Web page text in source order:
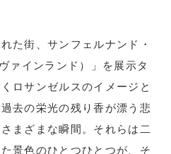
た街、サンフェルナンド・
ァインランド）」を展示タ
ロサンゼルスのイメージと
去の栄光の残り香が漂う悲
まざまな瞬間。それらは二
景色のひとつひとつが、そ